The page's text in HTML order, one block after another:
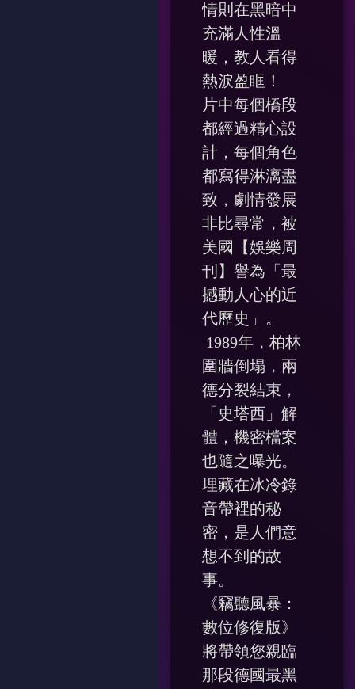
情則在黑暗中
充滿人性溫
暖，教人看得
熱淚盈眶！
片中每個橋段
都經過精心設
計，每個角色
都寫得淋漓盡
致，劇情發展
非比尋常，被
美國【娛樂周
刊】譽為「最
撼動人心的近
代歷史」。
1989年，柏林
圍牆倒塌，兩
德分裂結束，
「史塔西」解
體，機密檔案
也隨之曝光。
埋藏在冰冷錄
音帶裡的秘
密，是人們意
想不到的故
事。
《竊聽風暴：
數位修復版》
將帶領您親臨
那段德國最黑